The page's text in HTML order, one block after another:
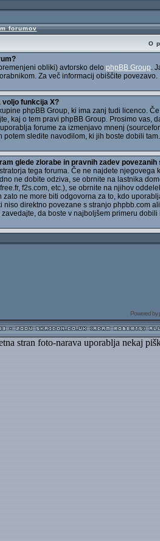
forumov
O
obliki) avtorsko delo phpBB Group.
Za več informacij obiščite povezavo.
voljo funkcija X?
phpBB Group, ki ima zanj tudi licenco.
kaj o tem pravi phpBB Group. Prosimo vas,
forume za izmenjavo mnenj
potem sledite navodilom, ki jih boste dobili tam.
glede zlorabe in pravnih zadev
tega foruma. Če ne najdete
ne dobite odziva, se obrnite na lastnika
f2s.com, etc.), se obrnite na njihov
ne more biti odgovorna za to, kdo
niso direktno povezane s stranjo phpbb.com
da boste v najboljšem primeru
Powered by
stran foto-narava uporablja nekaj